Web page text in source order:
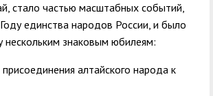
стало частью масштабных событий,
единства народов России, и было
нескольким знаковым юбилеям:
алтайского народа к